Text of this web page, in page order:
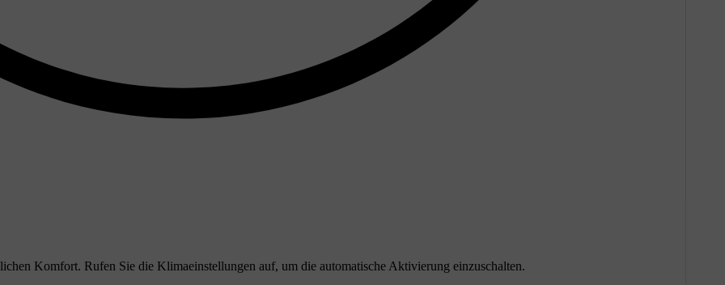
Komfort. Rufen Sie die Klimaeinstellungen auf, um die automatische Aktivierung einzuschalten.